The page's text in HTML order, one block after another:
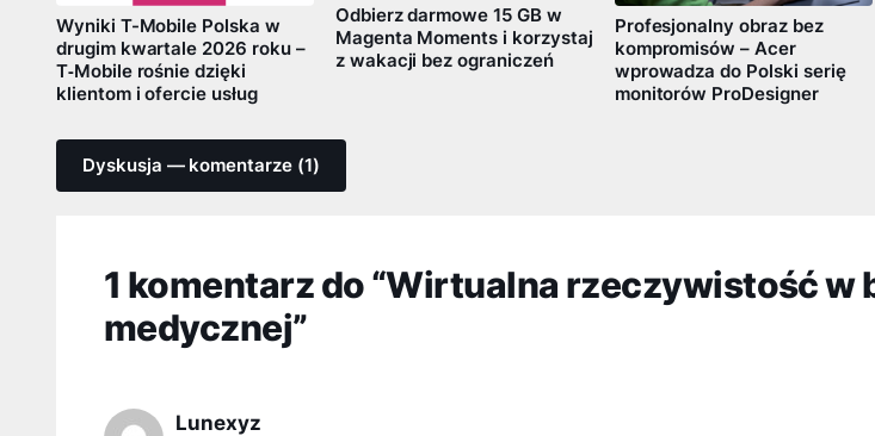
Wyniki T-Mobile Polska w
drugim kwartale 2026 roku –
T‑Mobile rośnie dzięki
klientom i ofercie usług
Odbierz darmowe 15 GB w
Magenta Moments i korzystaj
z wakacji bez ograniczeń
Profesjonalny obraz bez
kompromisów – Acer
wprowadza do Polski serię
monitorów ProDesigner
Dyskusja — komentarze (1)
1 komentarz do “Wirtualna rzeczywistość w
medycznej”
Lunexyz